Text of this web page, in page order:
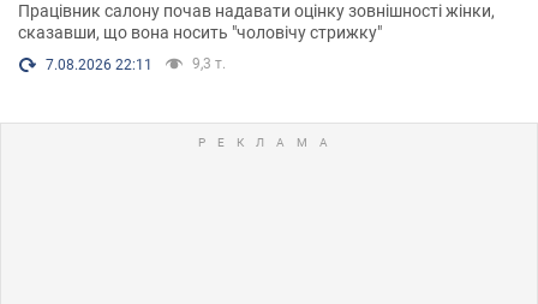
Працівник салону почав надавати оцінку зовнішності жінки,
сказавши, що вона носить "чоловічу стрижку"
7.08.2026 22:11 9,3 т.